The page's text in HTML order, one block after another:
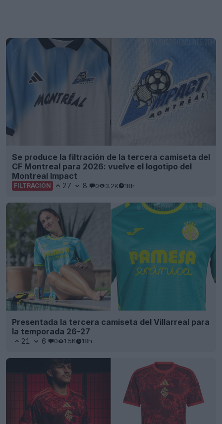
Se produce la filtración de la tercera camiseta del
CF Montreal para 2026: vuelve el logotipo del
Montreal Impact
FILTRACIÓN 27 8 0 3.2K 18h
Presentada la tercera camiseta del Villarreal para
la temporada 26-27
21 6 0 1.5K 18h